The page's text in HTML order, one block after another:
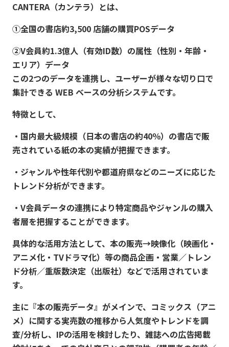
CANTERA（カンテラ）とは、
①全国の書店約3,500 店舗の購買POSデータ
②V会員約1.3億人（有効ID数）の属性（性別・年齢・
エリア）データ
この2つのデータを連携し、ユーザーが様々な切り口で
集計できる WEB ベースの分析システムです。
特徴として、
・国内最大級規模（日本の書店の約40％）の書店で販
売されている紙の本の実績が把握できます。
・ジャンルや性年代別や都道府県などのニーズに応じた
トレンド分析ができます。
・V会員データの連携により特定商品やジャンルの購入
者層を把握することができます。
具体的な活用方法として、本の販売→映像化（映画化・
アニメ化・TVドラマ化）等の商品企画・営業／トレン
ド分析／重版数決定（出版社）などで活用されていま
す。
主に『本の販売データ』がメインで、コミックス（アニ
メ）に関する実売数の推移から人気度やトレンドを調
査/分析し、IPの活用を検討したり、雑誌への広告掲載